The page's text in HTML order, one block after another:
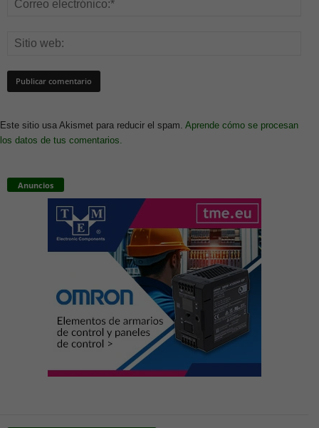
Este sitio usa Akismet para reducir el spam. Aprende cómo se procesan
los datos de tus comentarios.
Anuncios